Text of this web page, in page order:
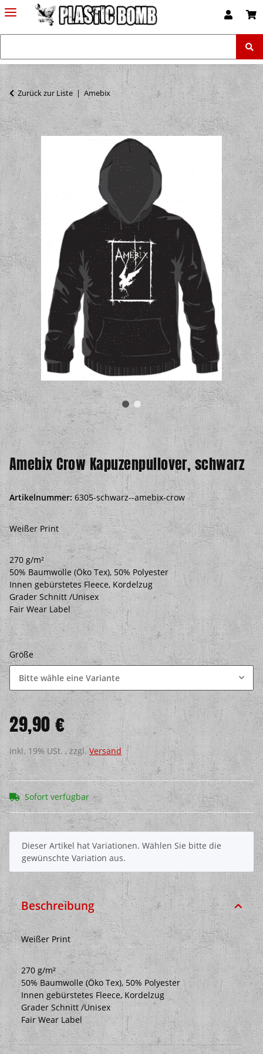
Zurück zur Liste Amebix
Amebix Crow Kapuzenpullover, schwarz
Artikelnummer:6305-schwarz--amebix-crow
Weißer Print
270 g/m²
50% Baumwolle (Öko Tex), 50% Polyester
Innen gebürstetes Fleece, Kordelzug
Grader Schnitt /Unisex
Fair Wear Label
Größe
Bitte wähle eine Variante
29,90 €
inkl. 19% USt. , zzgl.Versand
Sofort verfügbar
x
Dieser Artikel hat Variationen. Wählen Sie bitte die
gewünschte Variation aus.
Beschreibung
Weißer Print
270 g/m²
50% Baumwolle (Öko Tex), 50% Polyester
Innen gebürstetes Fleece, Kordelzug
Grader Schnitt /Unisex
Fair Wear Label